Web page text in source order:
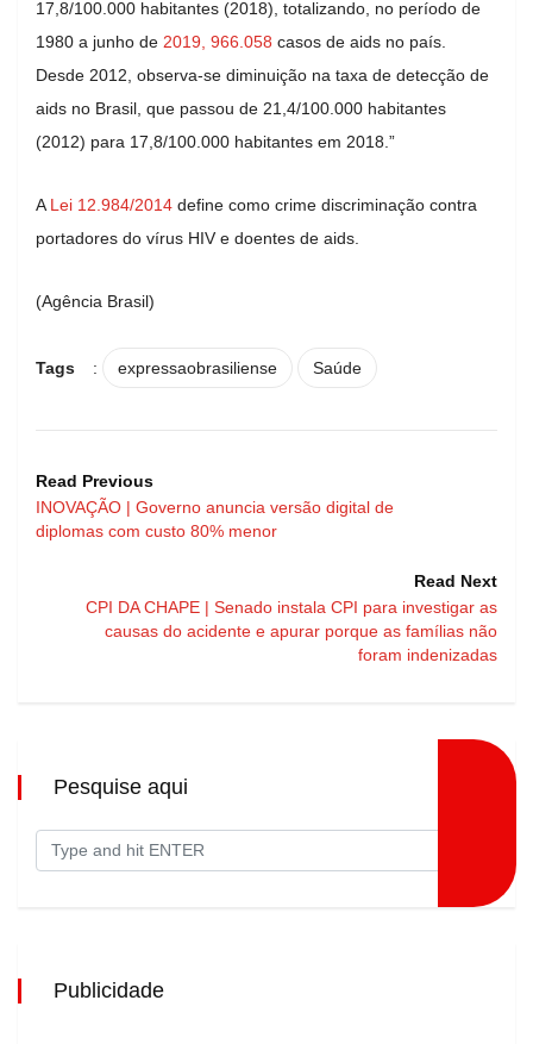
17,8/100.000 habitantes (2018), totalizando, no período de
1980 a junho de 2019, 966.058 casos de aids no país.
Desde 2012, observa-se diminuição na taxa de detecção de
aids no Brasil, que passou de 21,4/100.000 habitantes
(2012) para 17,8/100.000 habitantes em 2018.”
A Lei 12.984/2014 define como crime discriminação contra
portadores do vírus HIV e doentes de aids.
(Agência Brasil)
Tags : expressaobrasiliense Saúde
Read Previous
INOVAÇÃO | Governo anuncia versão digital de
diplomas com custo 80% menor
Read Next
CPI DA CHAPE | Senado instala CPI para investigar as
causas do acidente e apurar porque as famílias não
foram indenizadas
Pesquise aqui
Publicidade